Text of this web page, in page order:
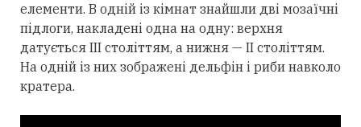
елементи. В одній із кімнат знайшли дві мозаїчні
підлоги, накладені одна на одну: верхня
датується III століттям, а нижня — II століттям.
На одній із них зображені дельфін і риби навколо
кратера.